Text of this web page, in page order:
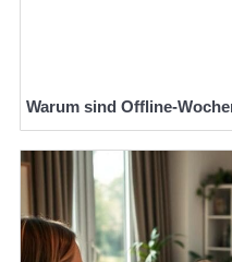
Warum sind Offline-